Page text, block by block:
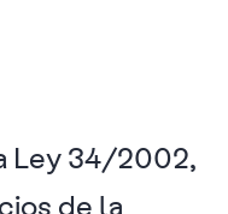
Ley 34/2002,
de la